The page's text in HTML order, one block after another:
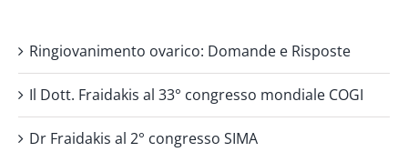
Ringiovanimento ovarico: Domande e Risposte
Il Dott. Fraidakis al 33° congresso mondiale COGI
Dr Fraidakis al 2° congresso SIMA